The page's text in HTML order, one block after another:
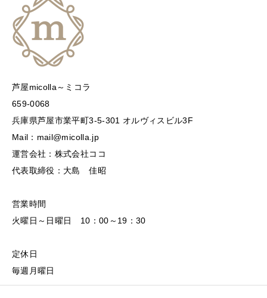
芦屋micolla～ミコラ
659-0068
兵庫県芦屋市業平町3-5-301 オルヴィスビル3F
Mail：mail@micolla.jp
運営会社：株式会社ココ
代表取締役：大島 佳昭
営業時間
火曜日～日曜日 10：00～19：30
定休日
毎週月曜日